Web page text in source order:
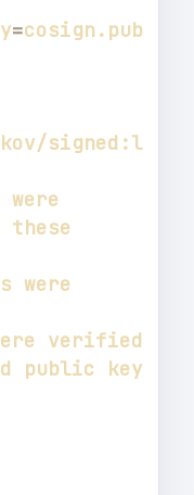
=cosign.pub
signed:l
these